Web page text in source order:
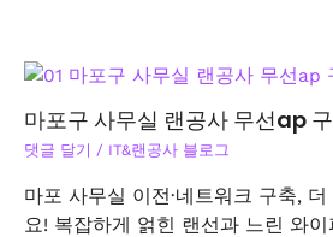
마포구 사무실 랜공사 무선ap
댓글 달기 / IT&랜공사 블로그
마포 사무실 이전·네트워크 구축,
요! 복잡하게 얽힌 랜선과 느린 와